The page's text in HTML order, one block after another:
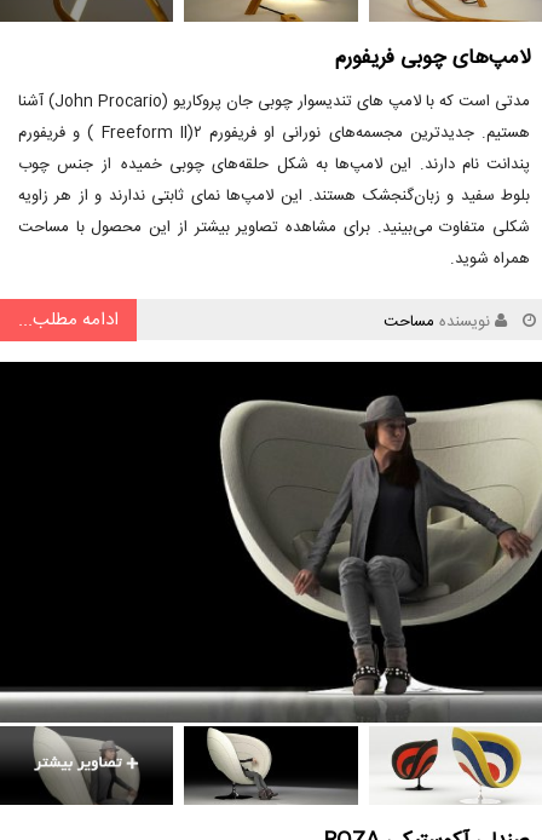
لامپ‌های چوبی فریفورم
مدتی است که با لامپ های تندیسوار چوبی جان پروکاریو (John Procario) آشنا
هستیم. جدیدترین مجسمه‌های نورانی او فریفورم ۲(Freeform II ) و فریفورم
پندانت نام دارند. این لامپ‌ها به شکل حلقه‌های چوبی خمیده از جنس چوب
بلوط سفید و زبان‌گنجشک هستند. این لامپ‌ها نمای ثابتی ندارند و از هر زاویه
شکلی متفاوت می‌بینید. برای مشاهده تصاویر بیشتر از این محصول با مساحت
همراه شوید.
نویسنده مساحت ادامه مطلب...